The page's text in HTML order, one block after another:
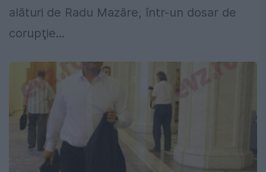
alături de Radu Mazăre, într-un dosar de
corupţie...